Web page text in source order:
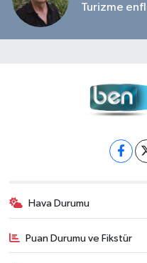
Turizme
Hava Durumu
Puan Durumu ve Fikstür